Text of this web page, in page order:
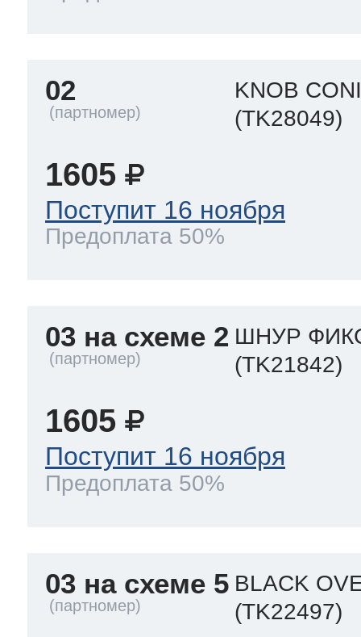
02
KNOB
(TK28049)
1605
Поступит 16 ноября
Предоплата 50%
03 на схеме 2 ШНУР
(TK21842)
1605
Поступит 16 ноября
Предоплата 50%
03 на схеме 5 BLACK
(TK22497)